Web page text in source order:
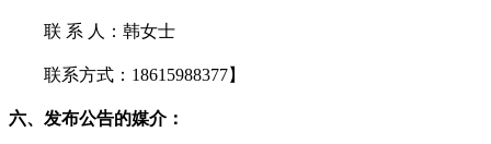
联 系 人：韩女士
联系方式： 18615988377】
六、 发布公告的媒介：